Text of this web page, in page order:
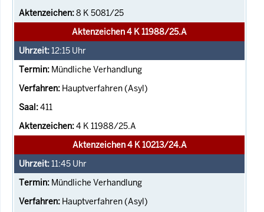
8 K 5081/25
Aktenzeichen 4 K 11988/25.A
12:15 Uhr
Mündliche Verhandlung
Hauptverfahren (Asyl)
411
4 K 11988/25.A
Aktenzeichen 4 K 10213/24.A
11:45 Uhr
Mündliche Verhandlung
Hauptverfahren (Asyl)